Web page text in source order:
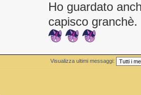
Ho guardato
capisco granchè.
Visualizza ultimi messaggi: